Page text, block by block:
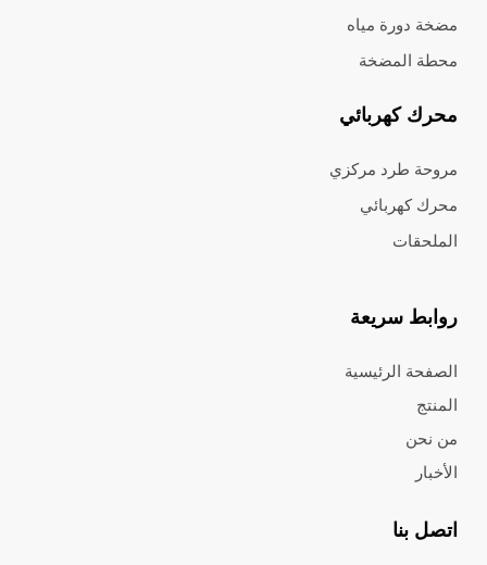
مضخة دورة مياه
محطة المضخة
محرك كهربائي
مروحة طرد مركزي
محرك كهربائي
الملحقات
روابط سريعة
الصفحة الرئيسية
المنتج
من نحن
الأخبار
اتصل بنا